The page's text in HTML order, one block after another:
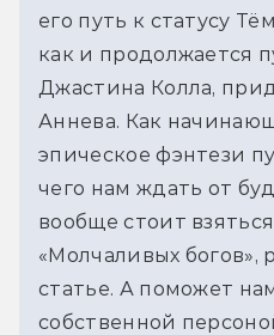
его путь к статусу
как и продолжается
Джастина Колла,
Аннева. Как
эпическое фэнтези
чего нам ждать от
вообще стоит
«Молчаливых богов»,
статье. А поможет
собственной